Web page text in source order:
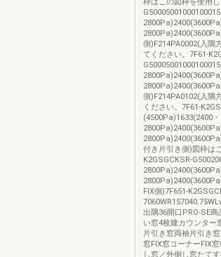
側)F214PA0002(入隅
てください。7F61-
側)F214PA0102(入隅
ください。7F61-
(4500Pa)1633(2400・
付き片引き側)図枠は
K2GSGCKSR-
FIX側)7F651-
出隅36開口PRO-SE
い窓4枚建カウンター
片引き窓両袖片引き
窓FIX窓コーナーFIX
し窓／外倒し窓たて